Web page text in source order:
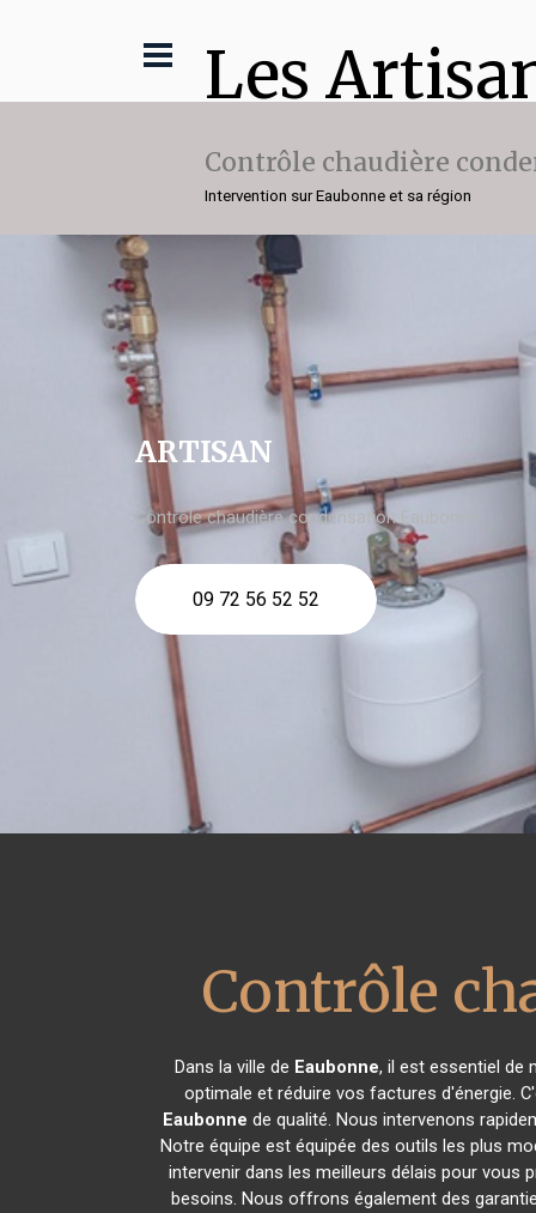
Les
Contrôle chaudière
Intervention sur Eaubonne et sa région
ARTISAN
Contrôle chaudière condensation Eaubonne
09 72 56 52 52
Contrôle
Dans la ville de Eaubonne, il est essentiel de
optimale et réduire vos factures d'énergie.
Eaubonne de qualité. Nous intervenons
Notre équipe est équipée des outils les plus
intervenir dans les meilleurs délais pour vous
besoins. Nous offrons également des